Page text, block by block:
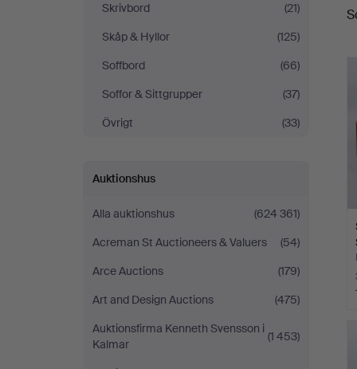
Skrivbord
(21)
Skåp & Hyllor
(125)
Soffbord
(66)
Soffor & Sittgrupper
(37)
Övrigt
(33)
Auktionshus
Alla auktionshus
(624 361)
Acreman St Auctioneers & Valuers
(54)
Arce Auctions
(179)
Art and Design Auctions
(475)
Auktionsfirma Kenneth Svensson i
Kalmar
(1 453)